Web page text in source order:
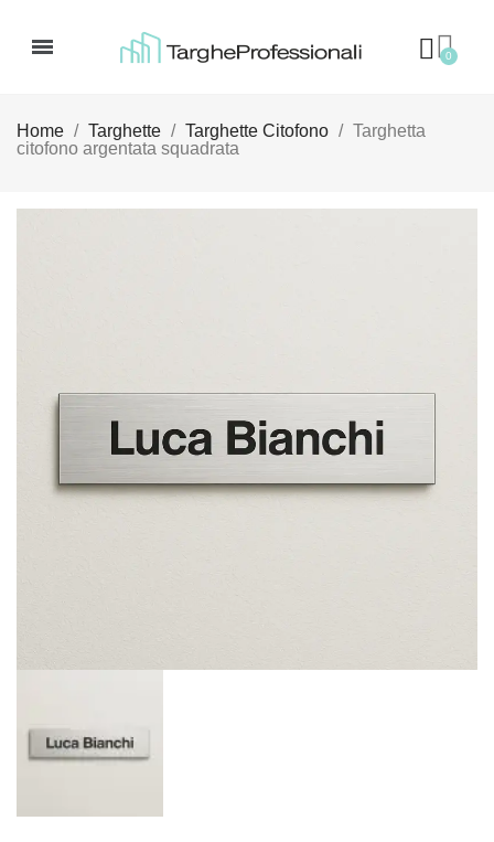
Home Targhette Targhette Citofono
Targhetta
citofono argentata squadrata